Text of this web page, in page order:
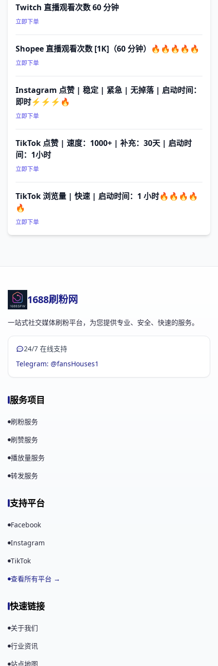
Twitch 直播观看次数 60 分钟
立即下单
Shopee 直播观看次数 [1K]（60 分钟）🔥🔥🔥🔥🔥
立即下单
Instagram 点赞 | 稳定 | 紧急 | 无掉落 | 启动时间：
即时⚡⚡⚡🔥
立即下单
TikTok 点赞 | 速度：1000+ | 补充：30天 | 启动时
间：1小时
立即下单
TikTok 浏览量 | 快速 | 启动时间：1 小时🔥🔥🔥🔥
🔥
立即下单
1688刷粉网
一站式社交媒体刷粉平台，为您提供专业、安全、快速的服务。
24/7 在线支持
Telegram: @fansHouses1
服务项目
刷粉服务
刷赞服务
播放量服务
转发服务
支持平台
Facebook
Instagram
TikTok
查看所有平台 →
快速链接
关于我们
行业资讯
站点地图